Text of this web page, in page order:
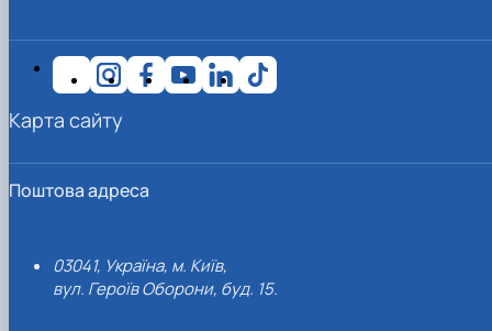
Поштова адреса
03041, Україна, м. Київ,
вул. Героїв Оборони, буд. 15.
Карта сайту